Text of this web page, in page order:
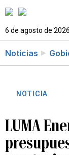
6 de agosto de 2026
Noticias
NOTICIA
LUMA